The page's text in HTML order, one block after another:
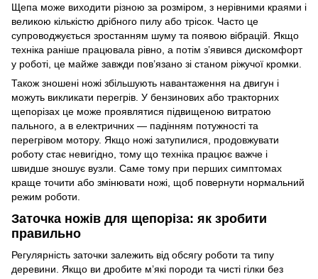
Щепа може виходити різною за розміром, з нерівними краями і
великою кількістю дрібного пилу або трісок. Часто це
супроводжується зростанням шуму та появою вібрацій. Якщо
техніка раніше працювала рівно, а потім з’явився дискомфорт
у роботі, це майже завжди пов’язано зі станом ріжучої кромки.
Також зношені ножі збільшують навантаження на двигун і
можуть викликати перегрів. У бензинових або тракторних
щепорізах це може проявлятися підвищеною витратою
пального, а в електричних — падінням потужності та
перегрівом мотору. Якщо ножі затупилися, продовжувати
роботу стає невигідно, тому що техніка працює важче і
швидше зношує вузли. Саме тому при перших симптомах
краще точити або змінювати ножі, щоб повернути нормальний
режим роботи.
Заточка ножів для щепоріза: як зробити
правильно
Регулярність заточки залежить від обсягу роботи та типу
деревини. Якщо ви дробите м’які породи та чисті гілки без